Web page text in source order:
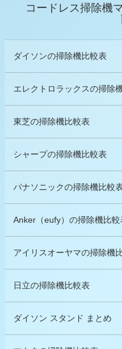
コードレス掃除機
ダイソンの掃除機比較表
エレクトロラックスの掃除
東芝の掃除機比較表
シャープの掃除機比較表
パナソニックの掃除機比較
Anker（eufy）の掃除機比較
アイリスオーヤマの掃除機
日立の掃除機比較表
ダイソン スタンド まとめ